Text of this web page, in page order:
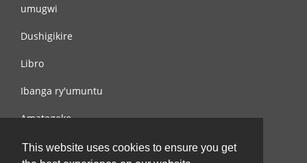
This website uses cookies to ensure you get
umugwi
Dushigikire
Libro
Ibanga ry'umuntu
Amategeko
Turondere